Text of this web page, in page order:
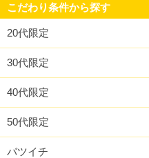
こだわり条件から探す
20代限定
30代限定
40代限定
50代限定
バツイチ